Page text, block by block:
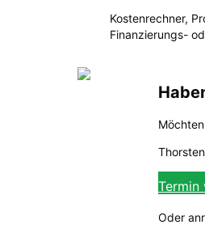
Kostenrechner,
Finanzierungs-
Termin
Oder